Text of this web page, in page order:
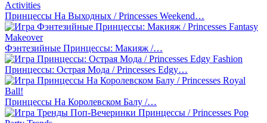
Принцессы На Выходных / Princesses Weekend…
Фэнтезийные Принцессы: Макияж /…
Принцессы: Острая Мода / Princesses Edgy…
Принцессы На Королевском Балу /…